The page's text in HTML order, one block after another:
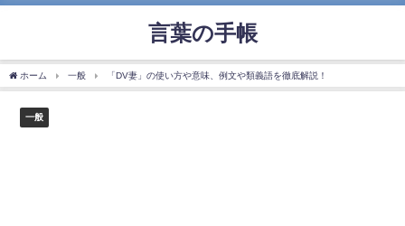
言葉の手帳
ホーム 一般 「DV妻」の使い方や意味、例文や類義語を徹底解説！
一般